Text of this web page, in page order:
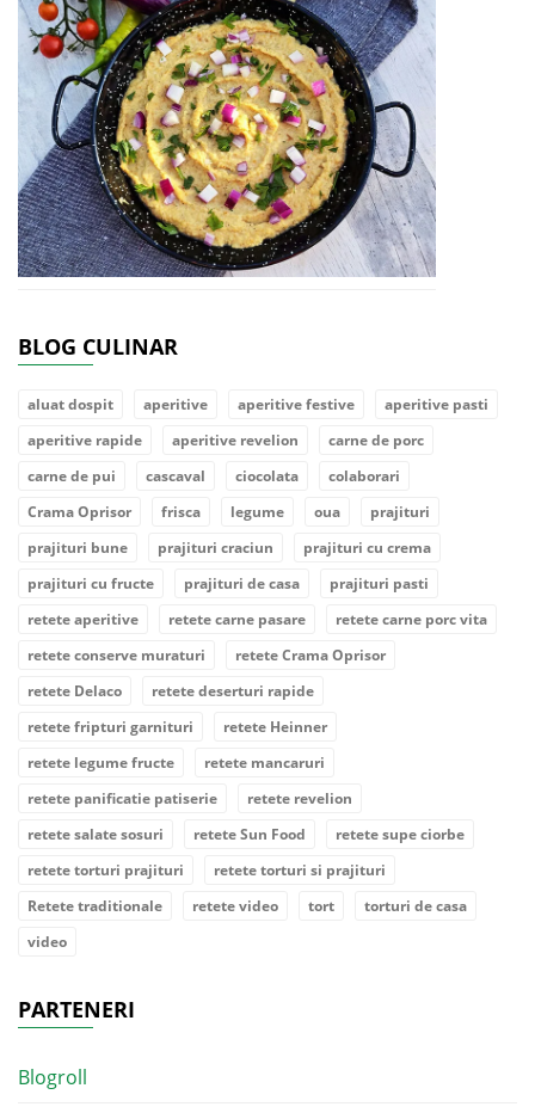
BLOG CULINAR
aluat dospit aperitive aperitive festive
aperitive pasti
aperitive rapide
aperitive revelion
carne de porc
carne de pui
cascaval ciocolata
colaborari
Crama Oprisor
frisca legume oua
prajituri
prajituri bune
prajituri craciun
prajituri cu crema
prajituri cu fructe
prajituri de casa
prajituri pasti
retete aperitive
retete carne pasare
retete carne porc vita
retete conserve muraturi
retete Crama Oprisor
retete Delaco
retete deserturi rapide
retete fripturi garnituri
retete Heinner
retete legume fructe
retete mancaruri
retete panificatie patiserie
retete revelion
retete salate sosuri
retete Sun Food
retete supe ciorbe
retete torturi prajituri
retete torturi si prajituri
Retete traditionale
retete video tort
torturi de casa
video
PARTENERI
Blogroll